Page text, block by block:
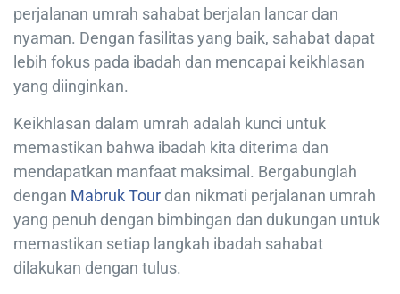
perjalanan umrah sahabat berjalan lancar dan
nyaman. Dengan fasilitas yang baik, sahabat dapat
lebih fokus pada ibadah dan mencapai keikhlasan
yang diinginkan.
Keikhlasan dalam umrah adalah kunci untuk
memastikan bahwa ibadah kita diterima dan
mendapatkan manfaat maksimal. Bergabunglah
dengan Mabruk Tour dan nikmati perjalanan umrah
yang penuh dengan bimbingan dan dukungan untuk
memastikan setiap langkah ibadah sahabat
dilakukan dengan tulus.